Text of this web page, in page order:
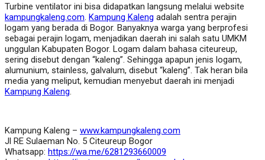
Turbine ventilator ini bisa didapatkan langsung melalui website
kampungkaleng.com Kampung Kaleng adalah sentra perajin
logam yang berada di Bogor. Banyaknya warga yang berprofesi
sebagai perajin logam, menjadikan daerah ini salah satu UMKM
unggulan Kabupaten Bogor. Logam dalam bahasa citeureup,
sering disebut dengan “kaleng”. Sehingga apapun jenis logam,
alumunium, stainless, galvalum, disebut “kaleng”. Tak heran bila
media yang meliput, kemudian menyebut daerah ini menjadi
Kampung Kaleng
Kampung Kaleng – www.kampungkaleng.com
Jl RE Sulaeman No. 5 Citeureup Bogor
Whatsapp: https://wa.me/6281293660009